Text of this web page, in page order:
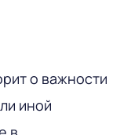
о важности
иной